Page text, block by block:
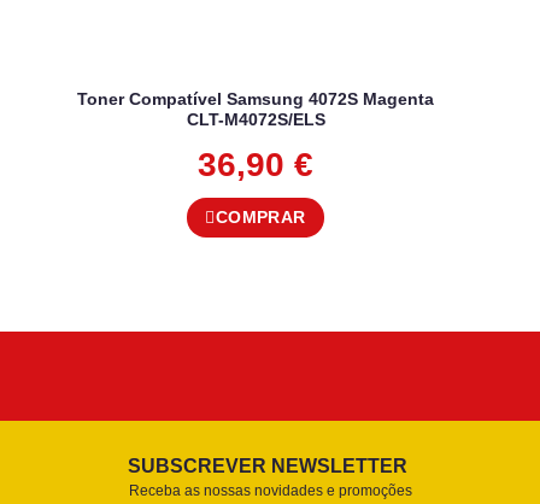
Toner Compatível Samsung 4072S Magenta
CLT-M4072S/ELS
36,90 €
COMPRAR
SUBSCREVER NEWSLETTER
Receba as nossas novidades e promoções